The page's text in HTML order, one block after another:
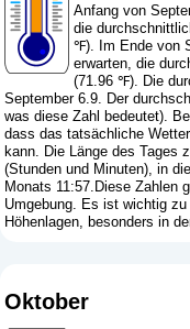
Anfang von
die
℉). Im Ende von
erwarten, die
(71.96 ℉). Die
September 6.9. Der
was diese Zahl bedeutet).
dass das tatsächliche
kann. Die Länge des Tages
(Stunden und Minuten), in
Monats 11:57.Diese Zahlen
Umgebung. Es ist wichtig
Höhenlagen, besonders in
Oktober